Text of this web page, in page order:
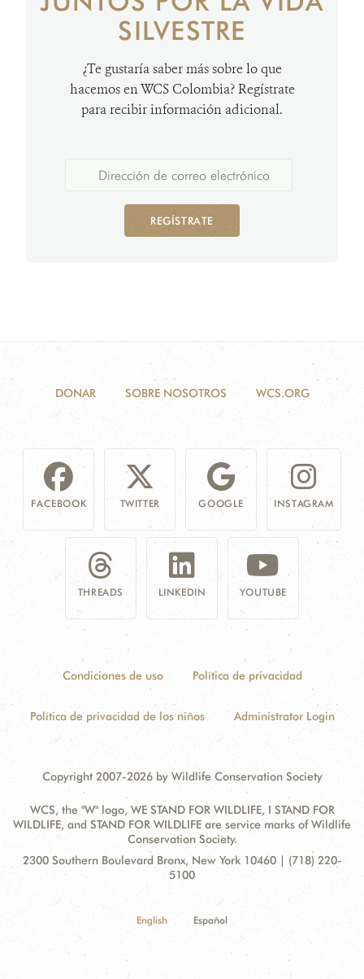
SILVESTRE
¿Te gustaría saber más sobre lo que
hacemos en WCS Colombia? Regístrate
para recibir información adicional.
REGÍSTRATE
DONAR SOBRE NOSOTROS WCS.ORG
FACEBOOK TWITTER GOOGLE INSTAGRAM
THREADS LINKEDIN YOUTUBE
Condiciones de uso Política de privacidad
Política de privacidad de los niños Administrator Login
Copyright 2007-2026 by Wildlife Conservation Society
WCS, the "W" logo, WE STAND FOR WILDLIFE, I STAND FOR
WILDLIFE, and STAND FOR WILDLIFE are service marks of Wildlife
Conservation Society.
Contact
Address:
2300 Southern Boulevard Bronx, New York 10460 | (718) 220-
5100
English Español